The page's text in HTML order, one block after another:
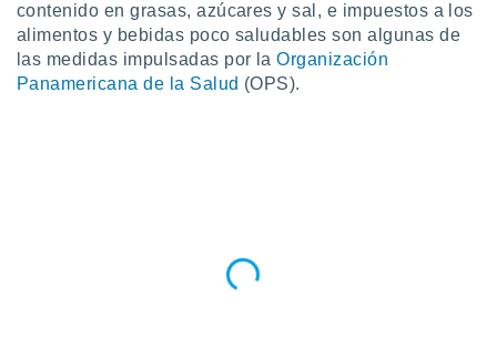
en
más
nuestra
contenido en grasas, azúcares y sal, e impuestos a los
alimentos y bebidas poco saludables son algunas de
las medidas impulsadas por laOrganización
Panamericana de la Salud (OPS).